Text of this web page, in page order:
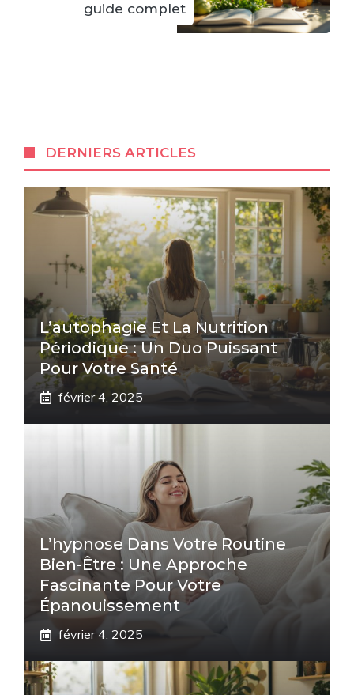
guide complet
DERNIERS ARTICLES
L’autophagie Et La Nutrition
Périodique : Un Duo Puissant
Pour Votre Santé
février 4, 2025
L’hypnose Dans Votre Routine
Bien-Être : Une Approche
Fascinante Pour Votre
Épanouissement
février 4, 2025